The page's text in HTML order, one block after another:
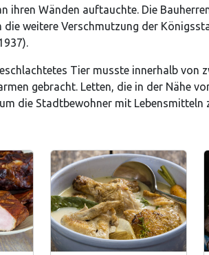
ihren Wänden auftauchte. Die
weitere Verschmutzung der
Tier musste innerhalb von
gebracht. Letten, die in der Nähe
die Stadtbewohner mit Lebensmitteln